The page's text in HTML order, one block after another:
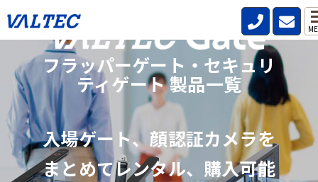
フラッパーゲート・セキュリ
ティゲート 製品一覧
入場ゲート、顔認証カメラを
まとめてレンタル、購入可能